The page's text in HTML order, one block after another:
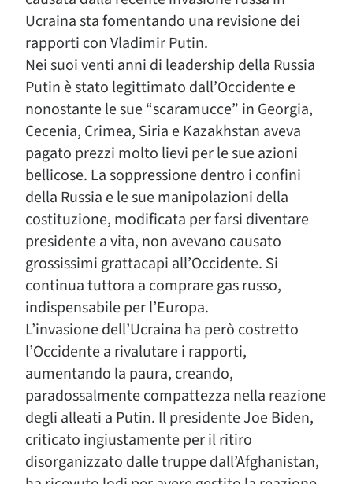
Ucraina sta fomentando una revisione dei
rapporti con Vladimir Putin.
Nei suoi venti anni di leadership della Russia
Putin è stato legittimato dall’Occidente e
nonostante le sue “scaramucce” in Georgia,
Cecenia, Crimea, Siria e Kazakhstan aveva
pagato prezzi molto lievi per le sue azioni
bellicose. La soppressione dentro i confini
della Russia e le sue manipolazioni della
costituzione, modificata per farsi diventare
presidente a vita, non avevano causato
grossissimi grattacapi all’Occidente. Si
continua tuttora a comprare gas russo,
indispensabile per l’Europa.
L’invasione dell’Ucraina ha però costretto
l’Occidente a rivalutare i rapporti,
aumentando la paura, creando,
paradossalmente compattezza nella reazione
degli alleati a Putin. Il presidente Joe Biden,
criticato ingiustamente per il ritiro
disorganizzato dalle truppe dall’Afghanistan,